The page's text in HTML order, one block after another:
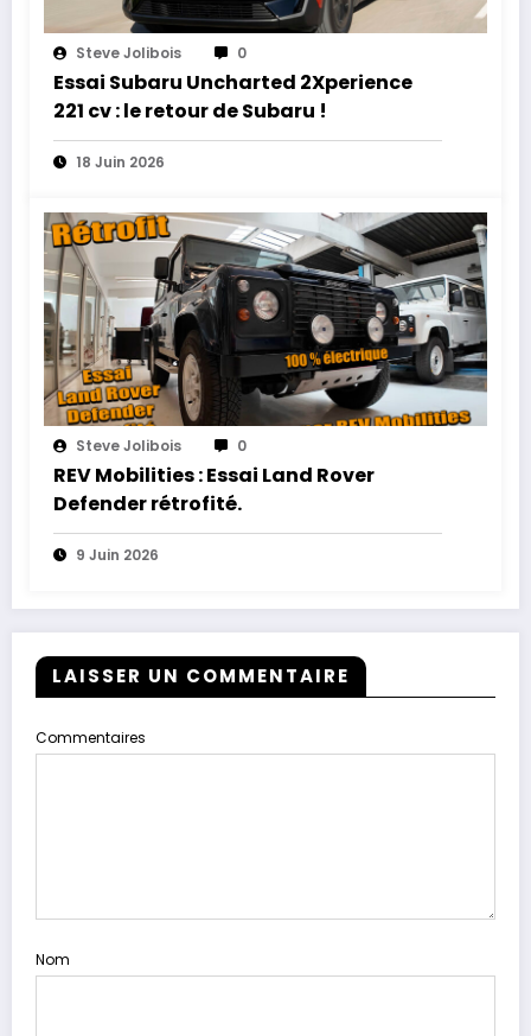
Steve Jolibois 0
Essai Subaru Uncharted 2Xperience
221 cv : le retour de Subaru !
18 Juin 2026
Steve Jolibois 0
REV Mobilities : Essai Land Rover
Defender rétrofité.
9 Juin 2026
LAISSER UN COMMENTAIRE
Commentaires
Nom